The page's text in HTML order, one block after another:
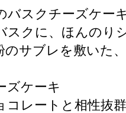
スクチーズケー
スクに、ほんのり
サブレを敷いた
ズケーキ
レートと相性抜